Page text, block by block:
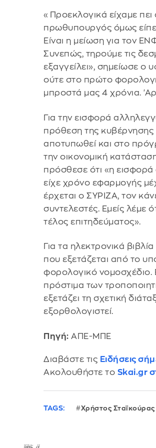
«Προεκλογικά είχαμε πει
πρωθυπουργός όμως είπε
Είναι η μείωση για τον
Συνεπώς, τηρούμε τις
εξαγγείλει», σημείωσε ο
ούτε στο πρώτο
μπροστά μας 4 χρόνια.
Για την εισφορά
πρόθεση της κυβέρνησης
αποτυπωθεί και στο
την οικονομική
πρόσθεσε ότι «η
είχε χρόνο εφαρμογής
έρχεται ο ΣΥΡΙΖΑ, τον
συντελεστές. Εμείς λέμε
τέλος επιτηδεύματος».
Για τα ηλεκτρονικά
που εξετάζεται από το
φορολογικό νομοσχέδιο.
πρόστιμα των
εξετάζει τη σχετική
εξορθολογιστεί.
Πηγή: ΑΠΕ-ΜΠΕ
Διαβάστε τις Ειδήσεις
Ακολουθήστε το Skai.gr
TAGS: Χρήστος Σταϊκούρας